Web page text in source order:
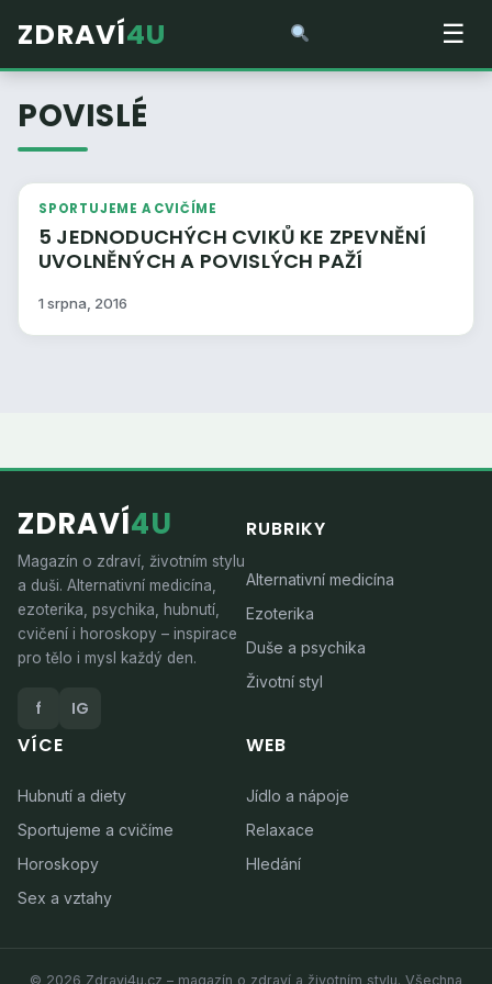
ZDRAVÍ4U ☰
POVISLÉ
SPORTUJEME A CVIČÍME
5 JEDNODUCHÝCH CVIKŮ KE ZPEVNĚNÍ
UVOLNĚNÝCH A POVISLÝCH PAŽÍ
1 srpna, 2016
ZDRAVÍ4U
Magazín o zdraví, životním stylu
a duši. Alternativní medicína,
ezoterika, psychika, hubnutí,
cvičení i horoskopy – inspirace
pro tělo i mysl každý den.
f IG
RUBRIKY
Alternativní medicína
Ezoterika
Duše a psychika
Životní styl
VÍCE
Hubnutí a diety
Sportujeme a cvičíme
Horoskopy
Sex a vztahy
WEB
Jídlo a nápoje
Relaxace
Hledání
© 2026 Zdravi4u.cz – magazín o zdraví a životním stylu. Všechna